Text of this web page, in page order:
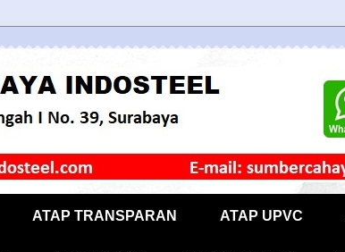
ATAP TRANSPARAN ATAP UPVC